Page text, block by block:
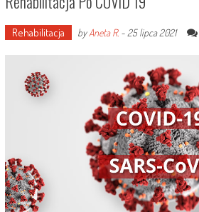
Rehabilitacja byAneta R.- 25 lipca 2021